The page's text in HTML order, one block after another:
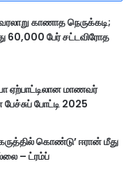
காணாத நெருக்கடி;
60,000 பேர் சட்டவிரோத
ஏற்பாட்டிலான மாணவர்
போட்டி 2025
கொண்டு’ ஈரான் மீது
– ட்ரம்ப்